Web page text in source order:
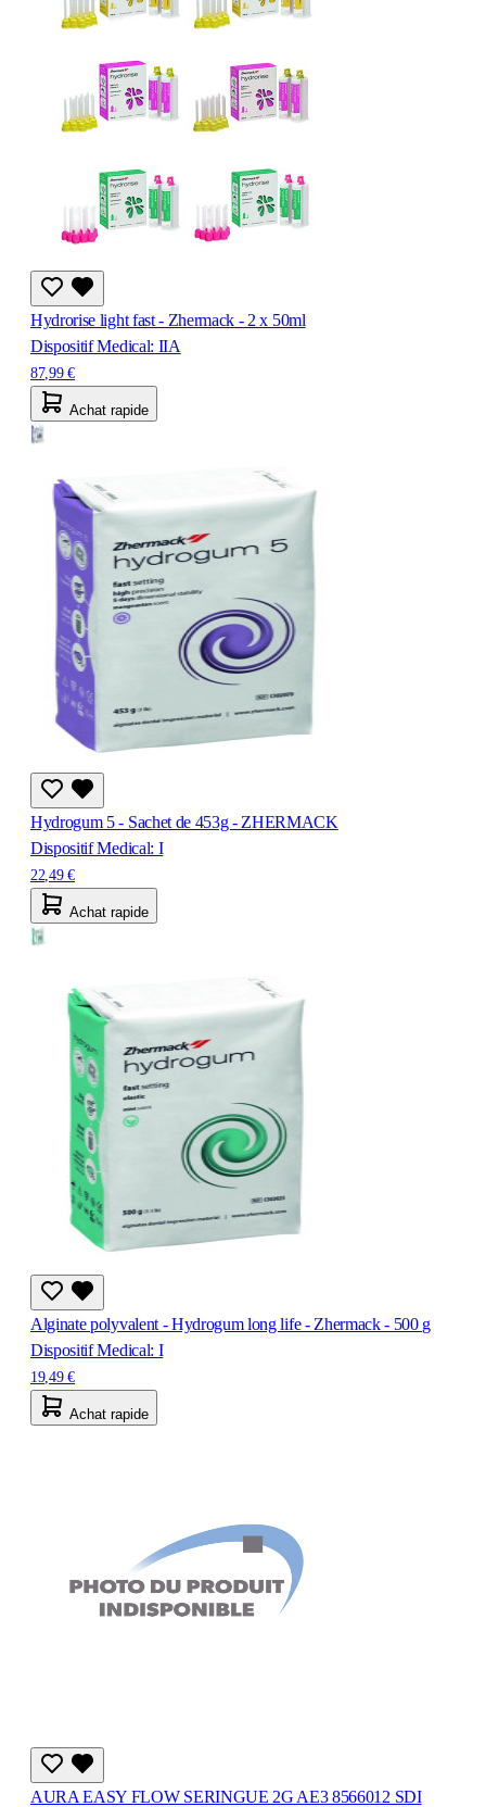
Hydrorise light fast - Zhermack - 2 x 50ml
Dispositif Medical: IIA
87,99 €
Achat rapide
Hydrogum 5 - Sachet de 453g - ZHERMACK
Dispositif Medical: I
22,49 €
Achat rapide
Alginate polyvalent - Hydrogum long life - Zhermack - 500 g
Dispositif Medical: I
19,49 €
Achat rapide
AURA EASY FLOW SERINGUE 2G AE3 8566012 SDI